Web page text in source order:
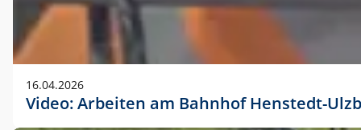
16.04.2026
Video: Arbeiten am Bahnhof Henstedt-